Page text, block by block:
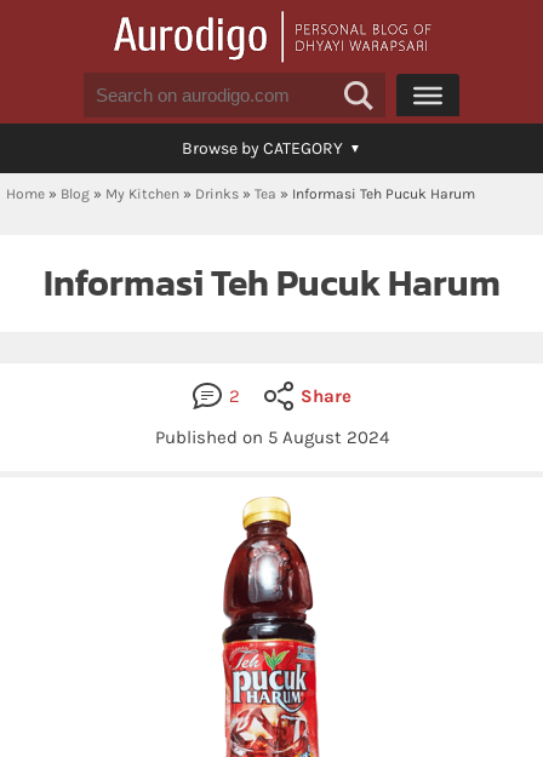
Browse by CATEGORY
Home » Blog » My Kitchen » Drinks » Tea » Informasi Teh Pucuk Harum
Informasi Teh Pucuk Harum
2
Share
Published on 5 August 2024